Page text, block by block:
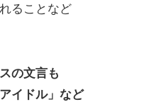
ることなど
の文言も
イドル」など